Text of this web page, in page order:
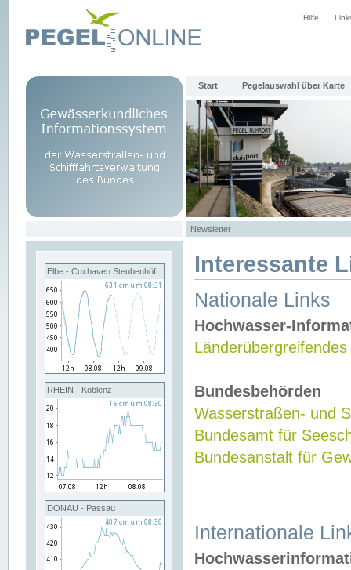
Hilfe
Start Pegelauswahl über Karte
Newsletter
Elbe - Cuxhaven Steubenhöft
RHEIN - Koblenz
DONAU - Passau
Interessante
Nationale Links
Hochwasser-
Bundesbehörden
Wasserstraßen- und
Bundesamt für
Bundesanstalt für
Internationale